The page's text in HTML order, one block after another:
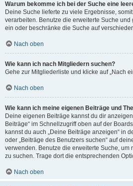
Warum bekomme ich bei der Suche eine
Deine Suche lieferte zu viele Ergebnisse,
verarbeiten. Benutze die erweiterte Suche
ein oder beschränke die Suche auf
Nach oben
Wie kann ich nach Mitgliedern suchen?
Gehe zur Mitgliederliste und klicke auf „Nach
Nach oben
Wie kann ich meine eigenen Beiträge und
Deine eigenen Beiträge kannst du dir
Beiträge“ im Schnellzugriff oben auf der
kannst du auch „Deine Beiträge anzeigen“ in
oder „Beiträge des Benutzers suchen“ auf
verwenden. Benutze die erweiterte Suche, um
zu suchen. Trage dort die entsprechenden
Nach oben